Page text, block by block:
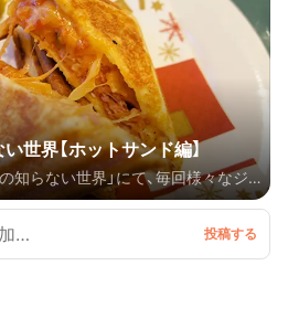
世界【ホットサンド編】
知らない世界」にて、毎回様々なジ
ストであるゲストがマツコさんに
やスポットに注目が集まっていま